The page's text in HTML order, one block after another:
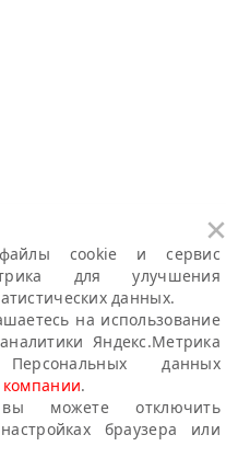
данных
контента
cookie
cookie и сервис
для улучшения
данных.
на использование
Яндекс.Метрика
данных
компании.
можете отключить
браузера или